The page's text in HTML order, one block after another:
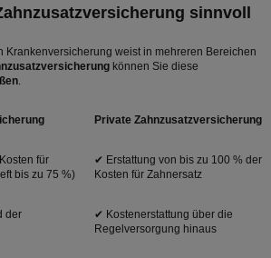
sinnvoll
Krankenversicherung weist in mehreren Bereichen
können Sie diese
.
Private Zahnzusatzversicherung
für
bis zu 75 %)
✔ Erstattung von bis zu 100 % der
Kosten für Zahnersatz
der
✔ Kostenerstattung über die
Regelversorgung hinaus